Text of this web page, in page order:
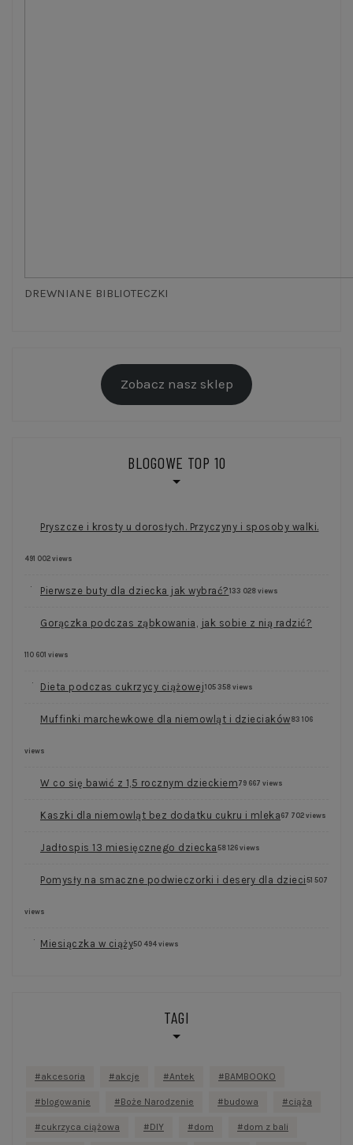
DREWNIANE BIBLIOTECZKI
Zobacz nasz sklep
BLOGOWE TOP 10
Pryszcze i krosty u dorosłych. Przyczyny i sposoby walki.
491 002 views
Pierwsze buty dla dziecka jak wybrać? 133 028 views
Gorączka podczas ząbkowania, jak sobie z nią radzić?
110 601 views
Dieta podczas cukrzycy ciążowej 105 358 views
Muffinki marchewkowe dla niemowląt i dzieciaków 83 106
views
W co się bawić z 1,5 rocznym dzieckiem 79 667 views
Kaszki dla niemowląt bez dodatku cukru i mleka 67 702 views
Jadłospis 13 miesięcznego dziecka 58 126 views
Pomysły na smaczne podwieczorki i desery dla dzieci 51 507
views
Miesiączka w ciąży50 494 views
TAGI
akcesoria akcje Antek BAMBOOKO
blogowanie Boże Narodzenie budowa ciąża
cukrzyca ciążowa DIY dom dom z bali